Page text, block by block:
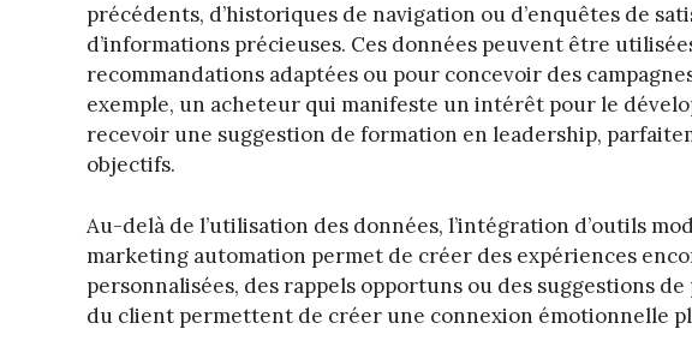
précédents, d’historiques de navigation ou d’enquêtes de
d’informations précieuses. Ces données peuvent être
recommandations adaptées ou pour concevoir des
exemple, un acheteur qui manifeste un intérêt pour le
recevoir une suggestion de formation en leadership,
objectifs.
Au-delà de l’utilisation des données, l’intégration d’outils
marketing automation permet de créer des expériences
personnalisées, des rappels opportuns ou des suggestions
du client permettent de créer une connexion émotionnelle